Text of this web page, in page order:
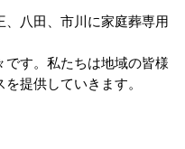
八田、市川に家庭葬専用
す。私たちは地域の皆様
提供していきます。